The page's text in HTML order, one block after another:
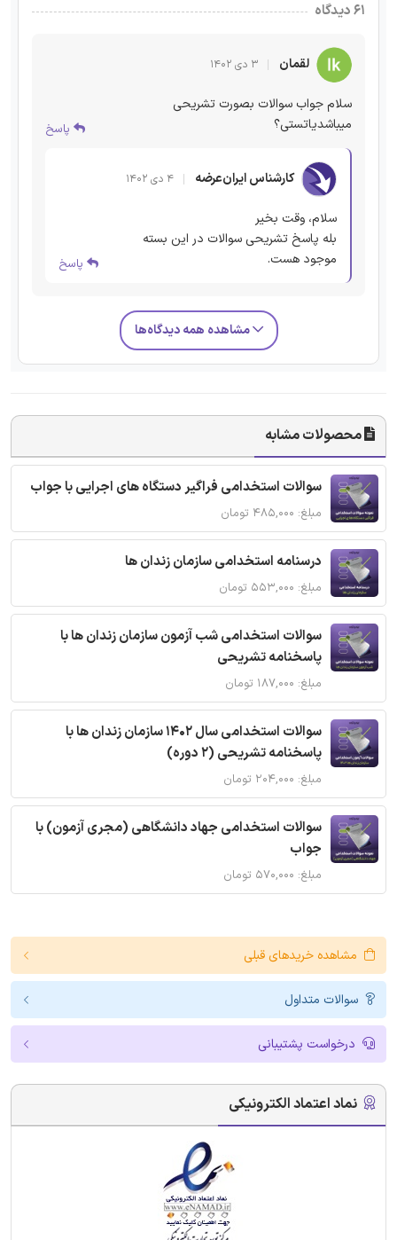
۶۱ دیدگاه
لقمان ۳ دی ۱۴۰۲
سلام جواب سوالات بصورت تشریحی
میباشدیاتستی؟
پاسخ
کارشناس ایران‌عرضه ۴ دی ۱۴۰۲
سلام، وقت بخیر
بله پاسخ تشریحی سوالات در این بسته
موجود هست.
پاسخ
مشاهده همه دیدگاه‌ها
محصولات مشابه
سوالات استخدامی فراگیر دستگاه های اجرایی با جواب
مبلغ: ۴۸۵,۰۰۰ تومان
درسنامه استخدامی سازمان زندان ها
مبلغ: ۵۵۳,۰۰۰ تومان
سوالات استخدامی شب آزمون سازمان زندان ها با
پاسخنامه تشریحی
مبلغ: ۱۸۷,۰۰۰ تومان
سوالات استخدامی سال 1402 سازمان زندان ها با
پاسخنامه تشریحی (2 دوره)
مبلغ: ۲۰۴,۰۰۰ تومان
سوالات استخدامی جهاد دانشگاهی (مجری آزمون) با
جواب
مبلغ: ۵۷۰,۰۰۰ تومان
مشاهده خریدهای قبلی
سوالات متداول
درخواست پشتیبانی
نماد اعتماد الکترونیکی